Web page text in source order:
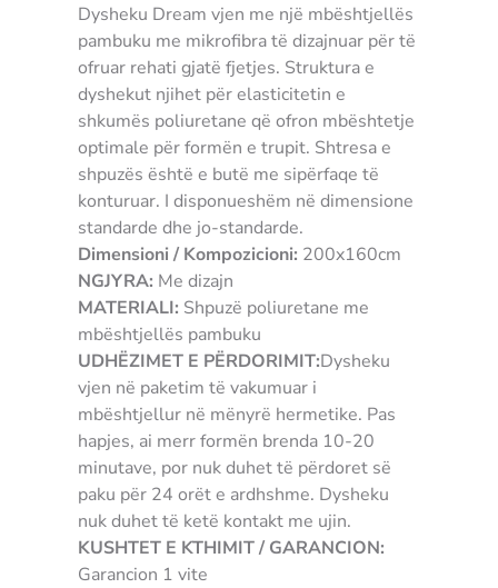
Dysheku Dream vjen me një mbështjellës
pambuku me mikrofibra të dizajnuar për të
ofruar rehati gjatë fjetjes. Struktura e
dyshekut njihet për elasticitetin e
shkumës poliuretane që ofron mbështetje
optimale për formën e trupit. Shtresa e
shpuzës është e butë me sipërfaqe të
konturuar. I disponueshëm në dimensione
standarde dhe jo-standarde.
Dimensioni / Kompozicioni: 200x160cm
NGJYRA: Me dizajn
MATERIALI: Shpuzë poliuretane me
mbështjellës pambuku
UDHËZIMET E PËRDORIMIT:Dysheku
vjen në paketim të vakumuar i
mbështjellur në mënyrë hermetike. Pas
hapjes, ai merr formën brenda 10-20
minutave, por nuk duhet të përdoret së
paku për 24 orët e ardhshme. Dysheku
nuk duhet të ketë kontakt me ujin.
KUSHTET E KTHIMIT / GARANCION:
Garancion 1 vite